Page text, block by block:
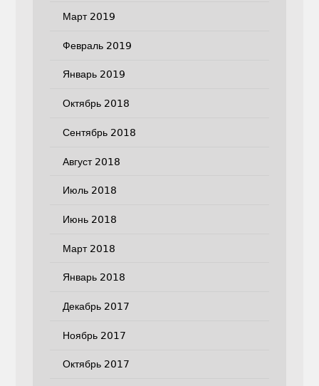
Март 2019
Февраль 2019
Январь 2019
Октябрь 2018
Сентябрь 2018
Август 2018
Июль 2018
Июнь 2018
Март 2018
Январь 2018
Декабрь 2017
Ноябрь 2017
Октябрь 2017